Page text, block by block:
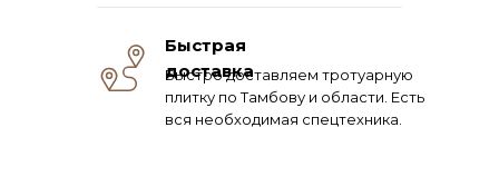
Быстрая
доставка
Быстро доставляем тротуарную
плитку по Тамбову и области. Есть
вся необходимая спецтехника.